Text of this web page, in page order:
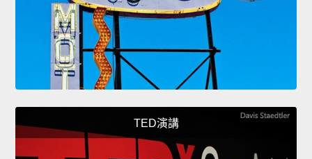
TED演講